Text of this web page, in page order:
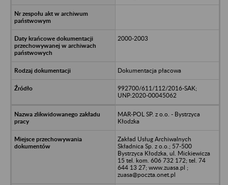
2000-2003
Dokumentacja płacowa
992700/611/112/2016-SAK;
UNP:2020-00045062
MAR-POL SP. z o.o. - Bystrzyca
Kłodzka
Zakład Usług Archiwalnych
Składnica Sp. z o.o.; 57-500
Bystrzyca Kłodzka, ul. Mickiewicza
15 tel. kom. 606 732 172; tel. 74
644 13 27; www.zuasa.pl ;
zuasa@poczta.onet.pl